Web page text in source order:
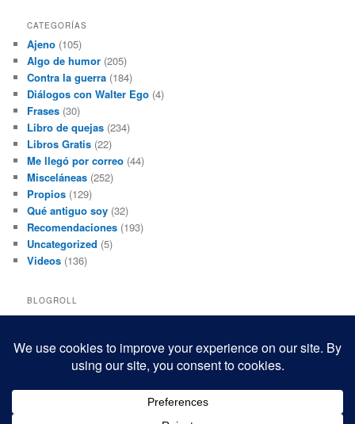
CATEGORÍAS
Ajeno (105)
Algo de humor (205)
Contra la guerra (184)
Diálogos con Walter Ego (4)
Frases (30)
Libro de quejas (234)
Libros Gratis (22)
Me llegó por correo (44)
Misceláneas (252)
Propios (129)
Qué antiguo soy (32)
Recomendaciones (193)
Uncategorized (5)
Videos (136)
BLOGROLL
Black and White Power
Mis macrofotografías
Teresita Rivas